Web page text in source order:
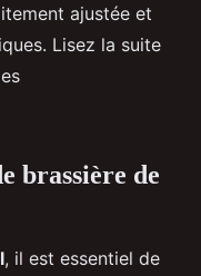
ajustée et
Lisez la suite
brassière de
, il est essentiel de